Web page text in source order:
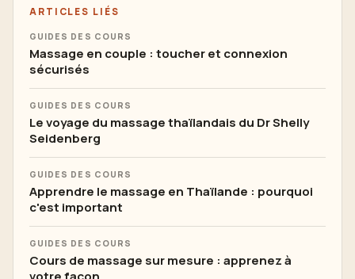
ARTICLES LIÉS
GUIDES DES COURS
Massage en couple : toucher et connexion
sécurisés
GUIDES DES COURS
Le voyage du massage thaïlandais du Dr Shelly
Seidenberg
GUIDES DES COURS
Apprendre le massage en Thaïlande : pourquoi
c'est important
GUIDES DES COURS
Cours de massage sur mesure : apprenez à